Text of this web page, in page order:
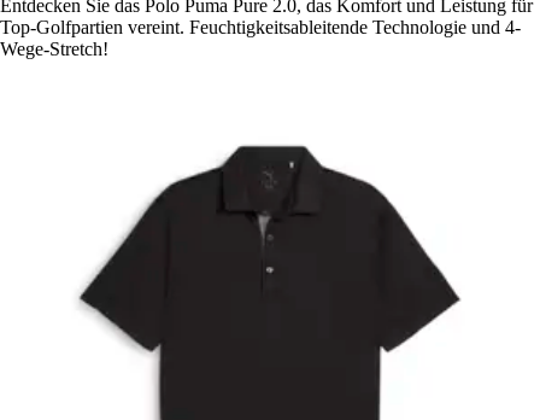
Entdecken Sie das Polo Puma Pure 2.0, das Komfort und Leistung für
Top-Golfpartien vereint. Feuchtigkeitsableitende Technologie und 4-
Wege-Stretch!